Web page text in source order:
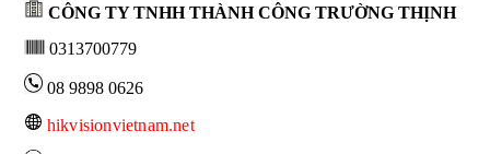
CÔNG TY TNHH THÀNH CÔNG TRƯỜNG THỊNH
0313700779
08 9898 0626
hikvisionvietnam.net